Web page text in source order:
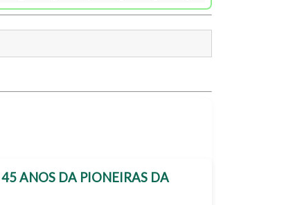
ANOS DA PIONEIRAS DA